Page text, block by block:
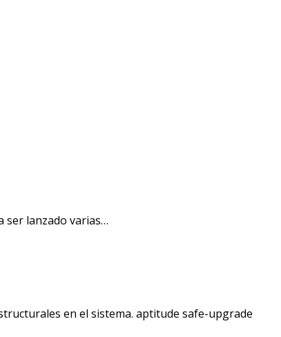
ser lanzado varias…
en el sistema. aptitude safe-upgrade